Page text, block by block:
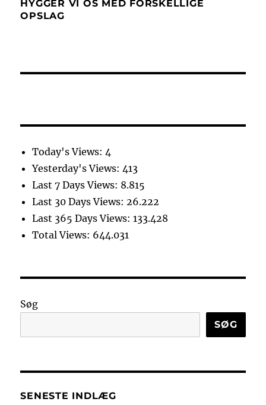
HYGGER VI OS MED FORSKELLIGE
OPSLAG
Today's Views: 4
Yesterday's Views: 413
Last 7 Days Views: 8.815
Last 30 Days Views: 26.222
Last 365 Days Views:133.428
Total Views: 644.031
Søg
SØG
SENESTE INDLÆG